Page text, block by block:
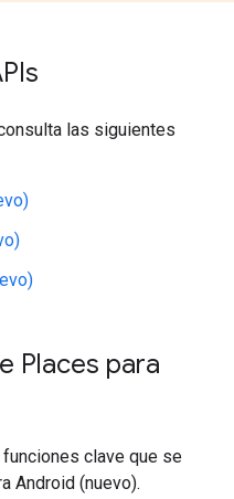
las siguientes
Places para
clave que se
Android (nuevo).